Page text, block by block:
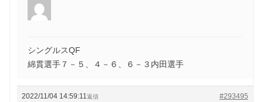
シングルスQF
綿貫選手７－５、４－６、６－３内田選手
2022/11/04 14:59:11 #293495
返信